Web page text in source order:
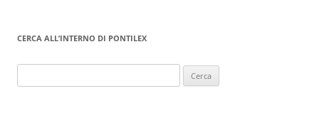
CERCA ALL’INTERNO DI PONTILEX
per: